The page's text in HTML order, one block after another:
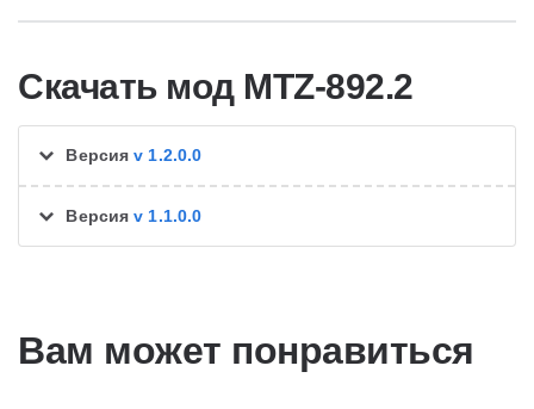
Скачать мод MTZ-892.2
Версияv 1.2.0.0
Версияv 1.1.0.0
Вам может понравиться